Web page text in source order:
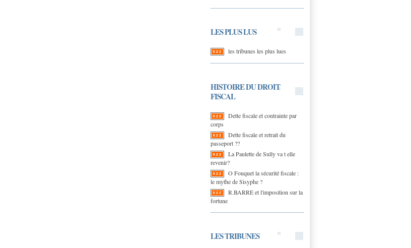
LES PLUS LUS
les tribunes les plus lues
HISTOIRE DU DROIT
FISCAL
Dette fiscale et contrainte par
corps
Dette fiscale et retrait du
passeport ??
La Paulette de Sully va t elle
revenir?
O Fouquet la sécurité fiscale :
le mythe de Sisyphe ?
R.BARRE et l'imposition sur la
fortune
LES TRIBUNES